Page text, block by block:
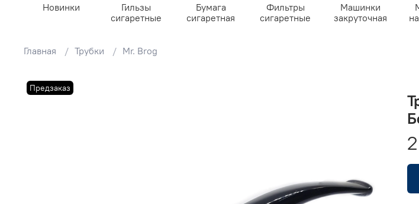
Новинки
Гильзы
сигаретные
Бумага
сигаретная
Фильтры
сигаретные
Машинки
закруточная
Главная Трубки Mr. Brog
Предзаказ